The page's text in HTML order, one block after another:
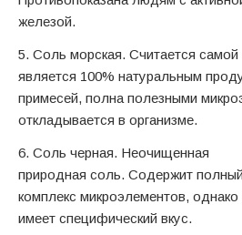
железой.
5. Соль морская. Считается самой
является 100% натуральным
примесей, полна полезными
откладывается в организме.
6. Соль черная. Неочищенная
природная соль. Содержит полный
комплекс микроэлементов,
имеет специфический вкус.